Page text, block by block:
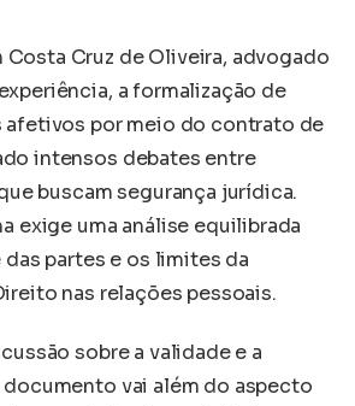
Costa Cruz de Oliveira, advogado
a formalização de
afetivos por meio do contrato de
intensos debates entre
buscam segurança jurídica.
exige uma análise equilibrada
partes e os limites da
nas relações pessoais.
sobre a validade e a
vai além do aspecto